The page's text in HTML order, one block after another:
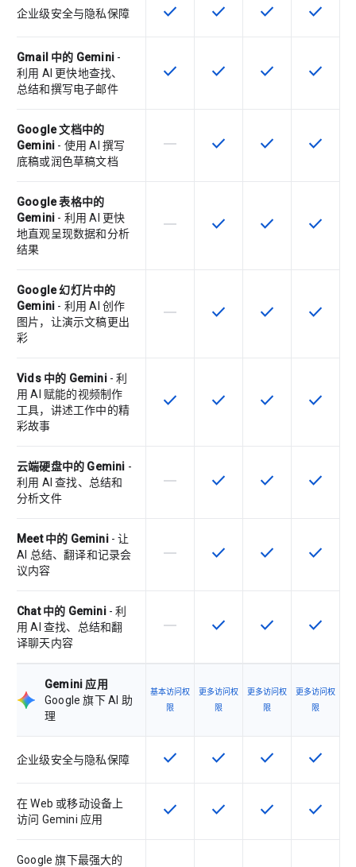
企业级安全与隐私保障 该 SKU 提供此功能
check 该 SKU 提供此功能
check 该 SKU 提供此功
check 该 SKU
check
Gmail 中的 Gemini -
利用 AI 更快地查找、
总结和撰写电子邮件
该 SKU 提供此功能
check 该 SKU 提供此功能
check 该 SKU 提供此功
check 该 SKU
check
Google 文档中的
Gemini - 使用 AI 撰写
底稿或润色草稿文档
该 SKU 不支持此功能
horizontal_rule 该 SKU 提供此功能
check 该 SKU 提供此功
check 该 SKU
check
Google 表格中的
Gemini - 利用 AI 更快
地直观呈现数据和分析
结果
该 SKU 不支持此功能
horizontal_rule 该 SKU 提供此功能
check 该 SKU 提供此功
check 该 SKU
check
Google 幻灯片中的
Gemini - 利用 AI 创作
图片，让演示文稿更出
彩
该 SKU 不支持此功能
horizontal_rule 该 SKU 提供此功能
check 该 SKU 提供此功
check 该 SKU
check
Vids 中的 Gemini- 利
用 AI 赋能的视频制作
工具，讲述工作中的精
彩故事
该 SKU 提供此功能
check 该 SKU 提供此功能
check 该 SKU 提供此功
check 该 SKU
check
云端硬盘中的 Gemini -
利用 AI 查找、总结和
分析文件
该 SKU 不支持此功能
horizontal_rule 该 SKU 提供此功能
check 该 SKU 提供此功
check 该 SKU
check
Meet 中的 Gemini- 让
AI 总结、翻译和记录会
议内容
该 SKU 不支持此功能
horizontal_rule 该 SKU 提供此功能
check 该 SKU 提供此功
check 该 SKU
check
Chat 中的 Gemini- 利
用 AI 查找、总结和翻
译聊天内容
该 SKU 不支持此功能
horizontal_rule 该 SKU 提供此功能
check 该 SKU 提供此功
check 该 SKU
check
Gemini 应用
Google 旗下 AI 助
理
基本访问权
限
更多访问权
限
更多访问权
限
更多访问权
限
企业级安全与隐私保障 该 SKU 提供此功能
check 该 SKU 提供此功能
check 该 SKU 提供此功
check 该 SKU
check
在 Web 或移动设备上
访问 Gemini 应用
该 SKU 提供此功能
check 该 SKU 提供此功能
check 该 SKU 提供此功
check 该 SKU
check
Google 旗下最强大的